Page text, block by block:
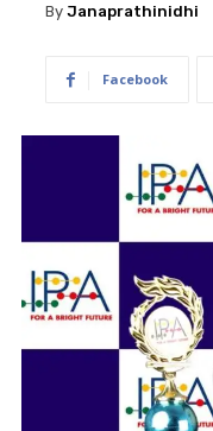
By Janaprathinidhi
Facebook